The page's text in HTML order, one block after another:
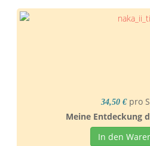
34,50 € pro
Meine Entdeckung
In den